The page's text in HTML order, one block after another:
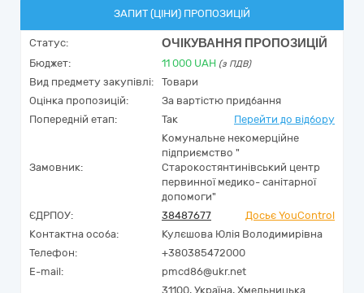
ЗАПИТ (ЦІНИ) ПРОПОЗИЦІЙ
Статус: ОЧІКУВАННЯ ПРОПОЗИЦІЙ
Бюджет: 11 000 UAH (з ПДВ)
Вид предмету закупівлі:
Товари
Оцінка пропозицій:
За вартістю придбання
Попередній етап:
Так Перейти до відбору
Замовник:
Комунальне некомерційне
підприємство "
Старокостянтинівський центр
первинної медико- санітарної
допомоги"
ЄДРПОУ:
38487677
Досьє YouControl
Контактна особа:
Кулєшова Юлія Володимирівна
Телефон:
+380385472000
E-mail:
pmcd86@ukr.net
31100, Україна, Хмельницька